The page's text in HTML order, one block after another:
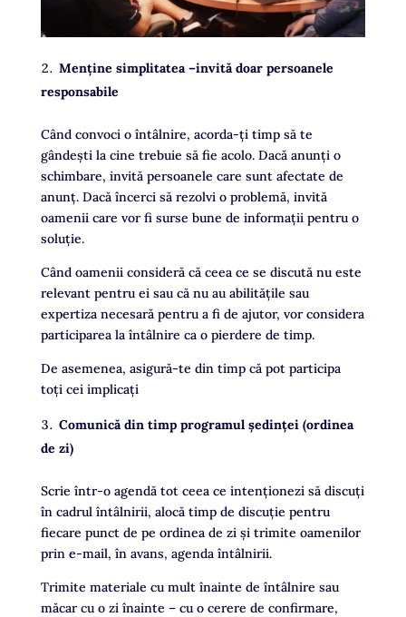
Menține simplitatea –invită doar persoanele
responsabile
Când convoci o întâlnire, acorda-ți timp să te
gândeşti la cine trebuie să fie acolo. Dacă anunți o
schimbare, invită persoanele care sunt afectate de
anunț. Dacă încerci să rezolvi o problemă, invită
oamenii care vor fi surse bune de informații pentru o
soluție.
Când oamenii consideră că ceea ce se discută nu este
relevant pentru ei sau că nu au abilitățile sau
expertiza necesară pentru a fi de ajutor, vor considera
participarea la întâlnire ca o pierdere de timp.
De asemenea, asigură-te din timp că pot participa
toți cei implicați
Comunică din timp programul ședinței (ordinea
de zi)
Scrie într-o agendă tot ceea ce intenționezi să discuţi
în cadrul întâlnirii, alocă timp de discuţie pentru
fiecare punct de pe ordinea de zi și trimite oamenilor
prin e-mail, în avans, agenda întâlnirii.
Trimite materiale cu mult înainte de întâlnire sau
măcar cu o zi înainte – cu o cerere de confirmare,